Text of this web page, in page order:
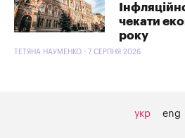
чекати
року
ТЕТЯНА НАУМЕНКО - 7 СЕРПНЯ 2026
укр eng